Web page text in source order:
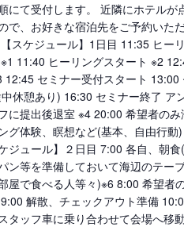
にて受付します。 近隣にホテルが
で、お好きな宿泊先をご予約いた
スケジュール】1日目 11:35 ヒー
11:40 ヒーリングスタート ※2
12:45 セミナー受付スタート 13:00
中休憩あり) 16:30 セミナー終了 ア
に提出後退室 ※4 20:00 希望者の
グ体験、瞑想など(基本、自由行
ケジュール】２日目 7:00 各自、朝
ン等を準備しておいて海辺のテー
屋で食べる人等々)※6 8:00 希望者
解散、チェックアウト準備
タッフ車に乗り合わせて会場へ移